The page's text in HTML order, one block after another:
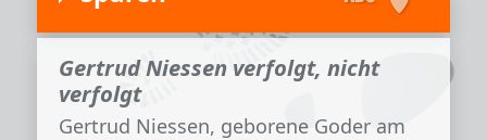
Gertrud Niessen verfolgt, nicht
verfolgt
Gertrud Niessen, geborene Goder am